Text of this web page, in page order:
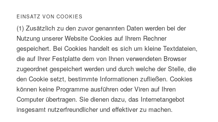
EINSATZ VON COOKIES
(1) Zusätzlich zu den zuvor genannten Daten werden bei der
Nutzung unserer Website Cookies auf Ihrem Rechner
gespeichert. Bei Cookies handelt es sich um kleine Textdateien,
die auf Ihrer Festplatte dem von Ihnen verwendeten Browser
zugeordnet gespeichert werden und durch welche der Stelle, die
den Cookie setzt, bestimmte Informationen zufließen. Cookies
können keine Programme ausführen oder Viren auf Ihren
Computer übertragen. Sie dienen dazu, das Internetangebot
insgesamt nutzerfreundlicher und effektiver zu machen.